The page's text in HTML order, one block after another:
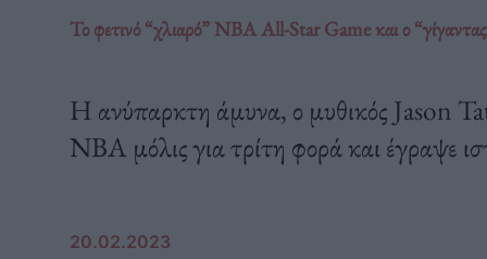
Το φετινό “χλιαρό” NBA All-Star Game και ο
Η ανύπαρκτη άμυνα, ο μυθικός Jason
NBA μόλις για τρίτη φορά και έγραψε
20.02.2023